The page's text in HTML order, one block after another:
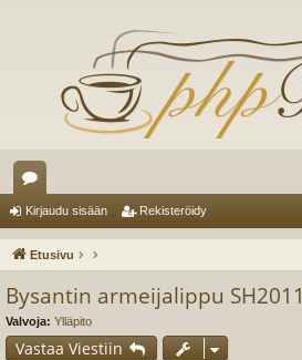
es
ku
el
ua
Kirjaudu sisään Rekisteröidy
Etusivu
Bysantin armeijalippu SH2011
Valvoja: Ylläpito
Vastaa Viestiin